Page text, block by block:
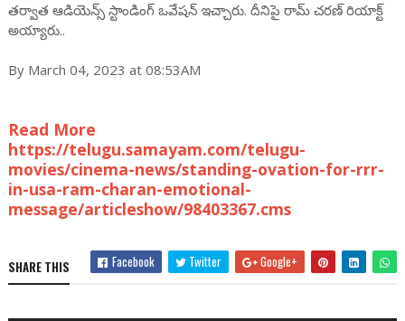
త‌ర్వాత ఆడియెన్స్ స్టాండింగ్ ఒవేష‌న్ ఇచ్చారు. దీనిపై రామ్ చ‌ర‌ణ్ రియాక్ట్
అయ్యారు..
By March 04, 2023 at 08:53AM
Read More
https://telugu.samayam.com/telugu-
movies/cinema-news/standing-ovation-for-rrr-
in-usa-ram-charan-emotional-
message/articleshow/98403367.cms
SHARE THIS Facebook Twitter Google+